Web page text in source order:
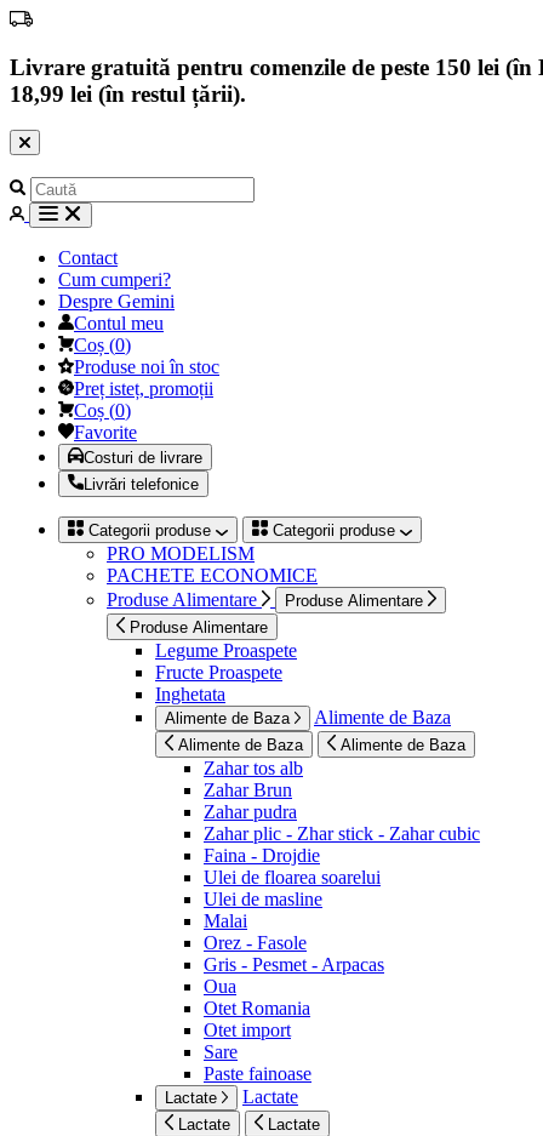
Livrare gratuită pentru comenzile de peste 150 lei
18,99 lei (în restul țării).
Contact
Cum cumperi?
Despre Gemini
Contul meu
Coș (0)
Produse noi în stoc
Preț isteț, promoții
Coș (0)
Favorite
Costuri de livrare
Livrări telefonice
Categorii produse Categorii produse
PRO MODELISM
PACHETE ECONOMICE
Produse Alimentare
Produse Alimentare
Produse Alimentare
Legume Proaspete
Fructe Proaspete
Inghetata
Alimente de Baza Alimente de Baza
Alimente de Baza Alimente de Baza
Zahar tos alb
Zahar Brun
Zahar pudra
Zahar plic - Zhar stick - Zahar cubic
Faina - Drojdie
Ulei de floarea soarelui
Ulei de masline
Malai
Orez - Fasole
Gris - Pesmet - Arpacas
Oua
Otet Romania
Otet import
Sare
Paste fainoase
Lactate Lactate
Lactate Lactate